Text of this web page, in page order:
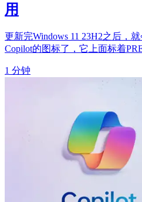
用
更新完Windows 11 23H2之后，
Copilot的图标了，它上面标着
1 分钟